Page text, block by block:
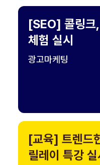
[SEO] 콜링크
체험 실시
광고마케팅
[교육] 트렌드
릴레이 특강 실